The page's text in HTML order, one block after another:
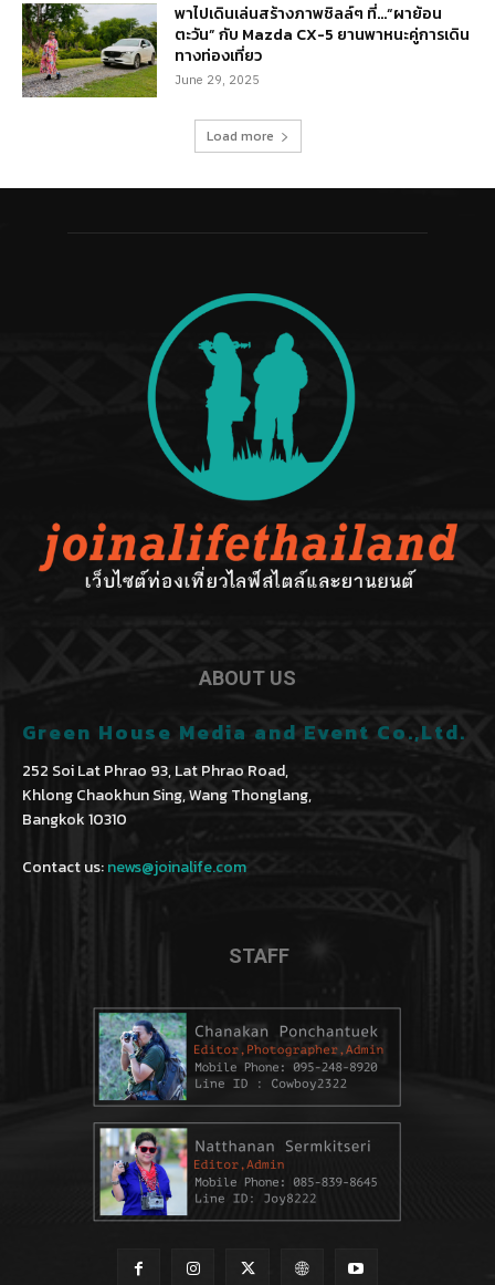
พาไปเดินเล่นสร้างภาพชิลล์ๆ ที่…“ผาย้อน
ตะวัน” กับ Mazda CX-5 ยานพาหนะคู่การเดิน
ทางท่องเที่ยว
June 29, 2025
Load more
ABOUT US
Green House Media and Event Co.,Ltd.
252 Soi Lat Phrao 93, Lat Phrao Road,
Khlong Chaokhun Sing, Wang Thonglang,
Bangkok 10310
Contact us:news@joinalife.com
STAFF